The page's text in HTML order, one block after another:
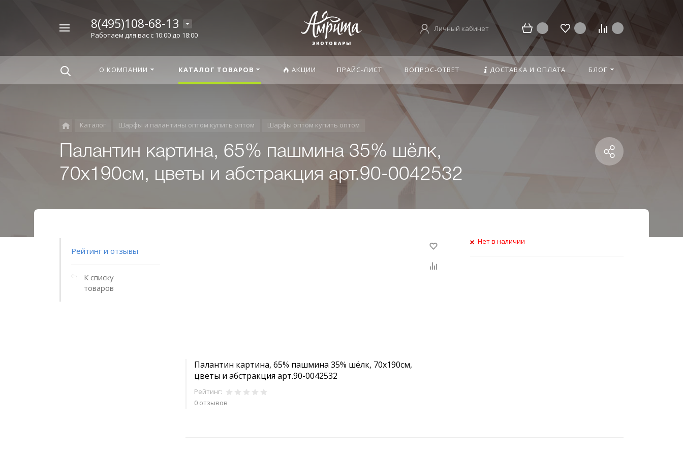
8(495)108-68-13
Работаем для вас с 10:00 до 18:00
Личный кабинет
О КОМПАНИИ КАТАЛОГ ТОВАРОВ АКЦИИ ПРАЙС-ЛИСТ ВОПРОС-ОТВЕТ ДОСТАВКА И ОПЛАТА БЛОГ
Каталог Шарфы и палантины оптом купить оптом Шарфы оптом купить оптом
Палантин картина, 65% пашмина 35% шёлк,
70x190см, цветы и абстракция арт.90-0042532
Рейтинг и отзывы
К списку
товаров
Палантин картина, 65% пашмина 35% шёлк, 70x190см,
цветы и абстракция арт.90-0042532
Рейтинг:
0 отзывов
Нет в наличии